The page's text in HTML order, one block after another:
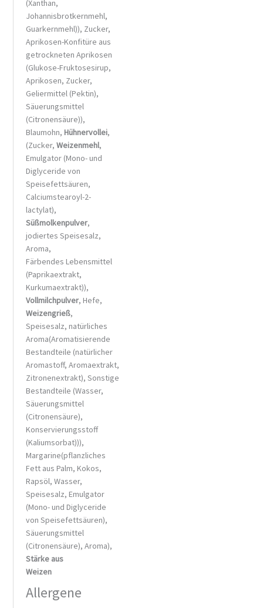
(Xanthan,
Johannisbrotkernmehl,
Guarkernmehl)), Zucker,
Aprikosen-Konfitüre aus
getrockneten Aprikosen
(Glukose-Fruktosesirup,
Aprikosen, Zucker,
Geliermittel (Pektin),
Säuerungsmittel
(Citronensäure)),
Blaumohn, Hühnervollei,
(Zucker, Weizenmehl,
Emulgator (Mono- und
Diglyceride von
Speisefettsäuren,
Calciumstearoyl-2-
lactylat),
Süßmolkenpulver,
jodiertes Speisesalz,
Aroma,
Färbendes Lebensmittel
(Paprikaextrakt,
Kurkumaextrakt)),
Vollmilchpulver, Hefe,
Weizengrieß,
Speisesalz, natürliches
Aroma(Aromatisierende
Bestandteile (natürlicher
Aromastoff, Aromaextrakt,
Zitronenextrakt), Sonstige
Bestandteile (Wasser,
Säuerungsmittel
(Citronensäure),
Konservierungsstoff
(Kaliumsorbat))),
Margarine(pflanzliches
Fett aus Palm, Kokos,
Rapsöl, Wasser,
Speisesalz, Emulgator
(Mono- und Diglyceride
von Speisefettsäuren),
Säuerungsmittel
(Citronensäure), Aroma),
Stärke aus
Weizen
Allergene